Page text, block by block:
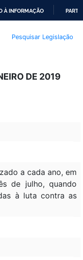
À INFORMAÇÃO
Pesquisar Legislação
DE 2019
a cada ano, em
de julho, quando
à luta contra as